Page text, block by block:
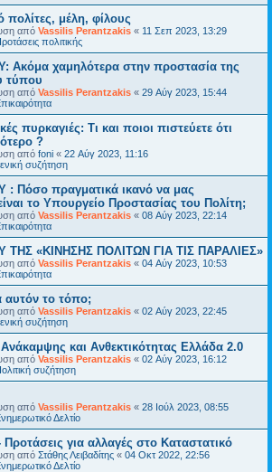
πολίτες, μέλη, φίλους
από Vassilis Perantzakis « 11 Σεπ 2023, 13:29
πολιτικής
Ακόμα χαμηλότερα στην προστασία της
τύπου
από Vassilis Perantzakis « 29 Αύγ 2023, 15:44
πυρκαγιές: Τι και ποιοι πιστεύετε ότι
?
από foni « 22 Αύγ 2023, 11:16
συζήτηση
Πόσο πραγματικά ικανό να μας
το Υπουργείο Προστασίας του Πολίτη;
από Vassilis Perantzakis « 08 Αύγ 2023, 22:14
ΤΗΣ «ΚΙΝΗΣΗΣ ΠΟΛΙΤΩΝ ΓΙΑ ΤΙΣ ΠΑΡΑΛΙΕΣ»
από Vassilis Perantzakis « 04 Αύγ 2023, 10:53
αυτόν το τόπο;
από Vassilis Perantzakis « 02 Αύγ 2023, 22:45
συζήτηση
Ανάκαμψης και Ανθεκτικότητας Ελλάδα 2.0
από Vassilis Perantzakis « 02 Αύγ 2023, 16:12
συζήτηση
από Vassilis Perantzakis « 28 Ιούλ 2023, 08:55
Δελτίο
Προτάσεις για αλλαγές στο Καταστατικό
από Στάθης Λειβαδίτης « 04 Οκτ 2022, 22:56
Δελτίο